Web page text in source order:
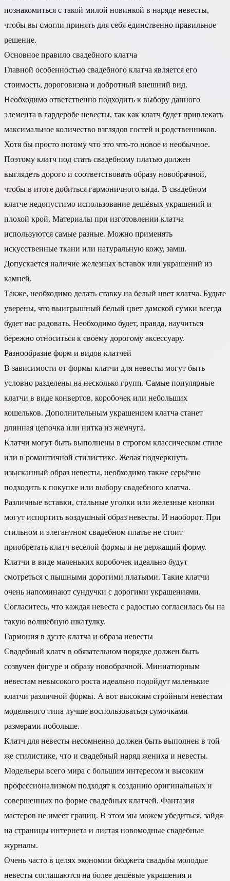
познакомиться с такой милой новинкой в наряде невесты,
чтобы вы смогли принять для себя единственно правильное
решение.
Основное правило свадебного клатча
Главной особенностью свадебного клатча является его
стоимость, дороговизна и добротный внешний вид.
Необходимо ответственно подходить к выбору данного
элемента в гардеробе невесты, так как клатч будет привлекать
максимальное количество взглядов гостей и родственников.
Хотя бы просто потому что это что-то новое и необычное.
Поэтому клатч под стать свадебному платью должен
выглядеть дорого и соответствовать образу новобрачной,
чтобы в итоге добиться гармоничного вида. В свадебном
клатче недопустимо использование дешёвых украшений и
плохой крой. Материалы при изготовлении клатча
используются самые разные. Можно применять
искусственные ткани или натуральную кожу, замш.
Допускается наличие железных вставок или украшений из
камней.
Также, необходимо делать ставку на белый цвет клатча. Будьте
уверены, что выигрышный белый цвет дамской сумки всегда
будет вас радовать. Необходимо будет, правда, научиться
бережно относиться к своему дорогому аксессуару.
Разнообразие форм и видов клатчей
В зависимости от формы клатчи для невесты могут быть
условно разделены на несколько групп. Самые популярные
клатчи в виде конвертов, коробочек или небольших
кошельков. Дополнительным украшением клатча станет
длинная цепочка или нитка из жемчуга.
Клатчи могут быть выполнены в строгом классическом стиле
или в романтичной стилистике. Желая подчеркнуть
изысканный образ невесты, необходимо также серьёзно
подходить к покупке или выбору свадебного клатча.
Различные вставки, стальные уголки или железные кнопки
могут испортить воздушный образ невесты. И наоборот. При
стильном и элегантном свадебном платье не стоит
приобретать клатч веселой формы и не держащий форму.
Клатчи в виде маленьких коробочек идеально будут
смотреться с пышными дорогими платьями. Такие клатчи
очень напоминают сундучки с дорогими украшениями.
Согласитесь, что каждая невеста с радостью согласилась бы на
такую волшебную шкатулку.
Гармония в дуэте клатча и образа невесты
Свадебный клатч в обязательном порядке должен быть
созвучен фигуре и образу новобрачной. Миниатюрным
невестам невысокого роста идеально подойдут маленькие
клатчи различной формы. А вот высоким стройным невестам
модельного типа лучше воспользоваться сумочками
размерами побольше.
Клатч для невесты несомненно должен быть выполнен в той
же стилистике, что и свадебный наряд жениха и невесты.
Модельеры всего мира с большим интересом и высоким
профессионализмом подходят к созданию оригинальных и
совершенных по форме свадебных клатчей. Фантазия
мастеров не имеет границ. В этом мы можем убедиться, зайдя
на страницы интернета и листая новомодные свадебные
журналы.
Очень часто в целях экономии бюджета свадьбы молодые
невесты соглашаются на более дешёвые украшения и